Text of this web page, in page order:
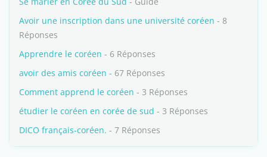
Avoir une inscription dans une université coréen - 8
Réponses
Apprendre le coréen - 6 Réponses
avoir des amis coréen - 67 Réponses
Comment apprend le coréen - 3 Réponses
étudier le coréen en corée de sud - 3 Réponses
DICO français-coréen. - 7 Réponses